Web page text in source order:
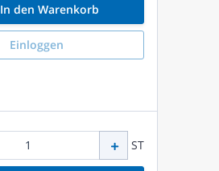
In den Warenkorb
Einloggen
ST